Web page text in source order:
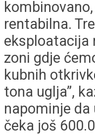
rentabilna.
eksploatacija
zoni gdje
kubnih
tona uglja”,
napominje da
čeka još